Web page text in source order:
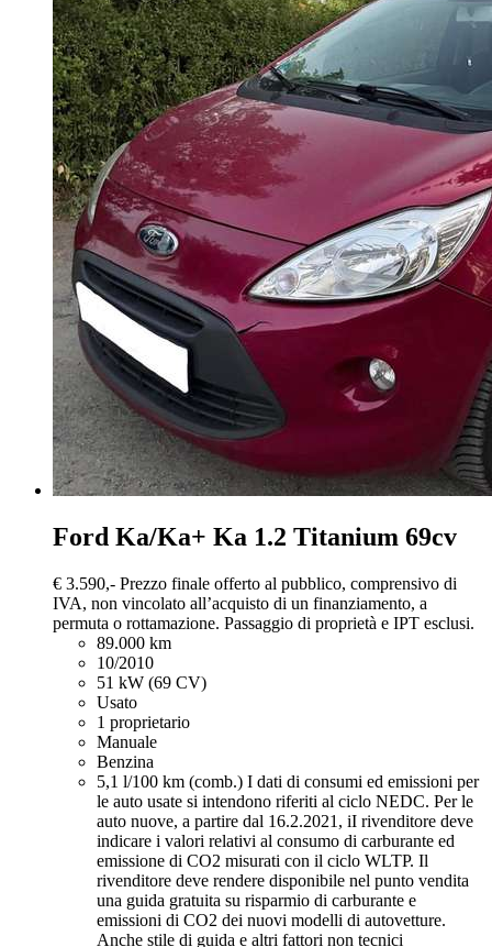
Ford Ka/Ka+ Ka 1.2 Titanium 69cv
€ 3.590,- Prezzo finale offerto al pubblico, comprensivo di
IVA, non vincolato all’acquisto di un finanziamento, a
permuta o rottamazione. Passaggio di proprietà e IPT esclusi.
89.000 km
10/2010
51 kW (69 CV)
Usato
1 proprietario
Manuale
Benzina
5,1 l/100 km (comb.) I dati di consumi ed emissioni per
le auto usate si intendono riferiti al ciclo NEDC. Per le
auto nuove, a partire dal 16.2.2021, iI rivenditore deve
indicare i valori relativi al consumo di carburante ed
emissione di CO2 misurati con il ciclo WLTP. Il
rivenditore deve rendere disponibile nel punto vendita
una guida gratuita su risparmio di carburante e
emissioni di CO2 dei nuovi modelli di autovetture.
Anche stile di guida e altri fattori non tecnici